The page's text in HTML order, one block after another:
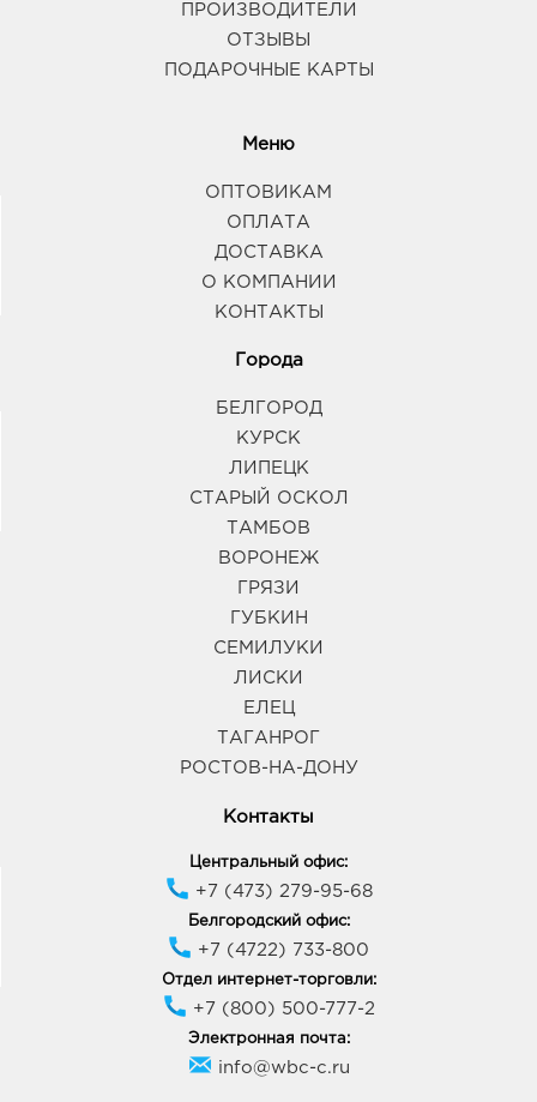
ПРОИЗВОДИТЕЛИ
ОТЗЫВЫ
ПОДАРОЧНЫЕ КАРТЫ
Меню
ОПТОВИКАМ
ОПЛАТА
ДОСТАВКА
О КОМПАНИИ
КОНТАКТЫ
Города
БЕЛГОРОД
КУРСК
ЛИПЕЦК
СТАРЫЙ ОСКОЛ
ТАМБОВ
ВОРОНЕЖ
ГРЯЗИ
ГУБКИН
СЕМИЛУКИ
ЛИСКИ
ЕЛЕЦ
ТАГАНРОГ
РОСТОВ-НА-ДОНУ
Контакты
Центральный офис:
+7 (473) 279-95-68
Белгородский офис:
+7 (4722) 733-800
Отдел интернет-торговли:
+7 (800) 500-777-2
Электронная почта:
info@wbc-c.ru